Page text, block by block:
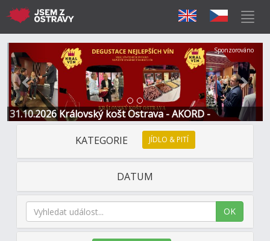
31.10.2026 Královský košt Ostrava - AKORD -
Restaurace a Hotel
Předchozí Další
Sponzorováno
KATEGORIE JÍDLO & PITÍ
DATUM
OK